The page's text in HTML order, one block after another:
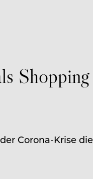
Shopping
Corona-Krise